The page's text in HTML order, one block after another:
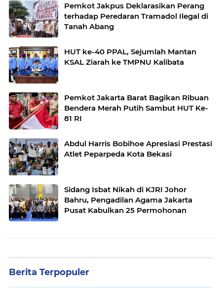
Pemkot Jakpus Deklarasikan Perang
terhadap Peredaran Tramadol Ilegal di
Tanah Abang
HUT ke-40 PPAL, Sejumlah Mantan
KSAL Ziarah ke TMPNU Kalibata
Pemkot Jakarta Barat Bagikan Ribuan
Bendera Merah Putih Sambut HUT Ke-
81 RI
Abdul Harris Bobihoe Apresiasi Prestasi
Atlet Peparpeda Kota Bekasi
Sidang Isbat Nikah di KJRI Johor
Bahru, Pengadilan Agama Jakarta
Pusat Kabulkan 25 Permohonan
Berita Terpopuler